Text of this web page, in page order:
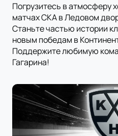
Погрузитесь в атмосферу
матчах СКА в Ледовом
Станьте частью истории
новым победам в
Поддержите любимую
Гагарина!